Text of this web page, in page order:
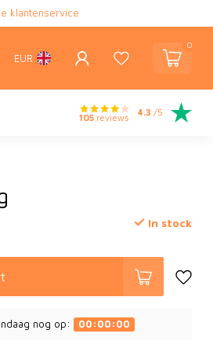
klantenservice
EUR
0
105reviews
4.3 /5
In stock
nog op: 00:00:00